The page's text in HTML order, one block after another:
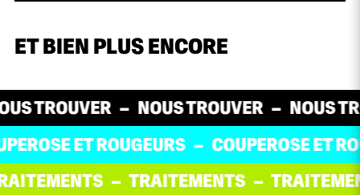
ET BIEN PLUS ENCORE
TROUVER NOUS TROUVER NOUS
ET ROUGEURS COUPEROSE ET
TRAITEMENTS